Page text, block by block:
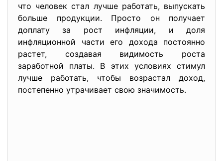
что человек стал лучше работать, выпускать
больше продукции. Просто он получает
доплату за рост инфляции, и доля
инфляционной части его дохода постоянно
растет, создавая видимость роста
заработной платы. В этих условиях стимул
лучше работать, чтобы возрастал доход,
постепенно утрачивает свою значимость.